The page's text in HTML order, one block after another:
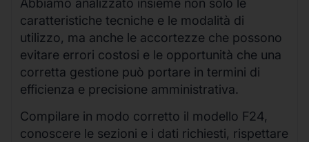
caratteristiche tecniche e le modalità di
utilizzo, ma anche le accortezze che possono
evitare errori costosi e le opportunità che una
corretta gestione può portare in termini di
efficienza e precisione amministrativa.
Compilare in modo corretto il modello F24,
conoscere le sezioni e i dati richiesti, rispettare